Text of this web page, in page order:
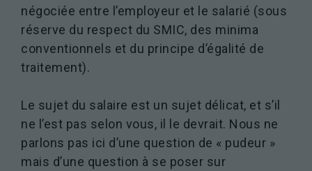
négociée entre l’employeur et le salarié (sous
réserve du respect du SMIC, des minima
conventionnels et du principe d’égalité de
traitement).
Le sujet du salaire est un sujet délicat, et s’il
ne l’est pas selon vous, il le devrait. Nous ne
parlons pas ici d’une question de « pudeur »
mais d’une question à se poser sur
Nécessaires
Ces cookies ne
sont pas
facultatifs. Ils
sont